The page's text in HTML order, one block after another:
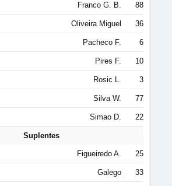
Franco G. B. 88
Oliveira Miguel 36
Pacheco F. 6
Pires F. 10
Rosic L. 3
Silva W. 77
Simao D. 22
Suplentes
Figueiredo A. 25
Galego 33